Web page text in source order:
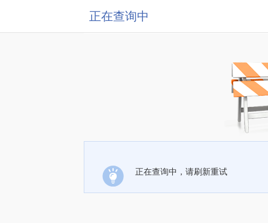
正在查询中
正在查询中，请刷新重试